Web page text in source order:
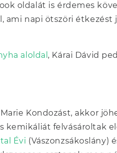
oldalát is érdemes
napi ötszöri étkezést
aloldal , Kárai Dávid
Kondozást, akkor
kemikáliát felvásároltak
Évi (Vászonzsákoslány)